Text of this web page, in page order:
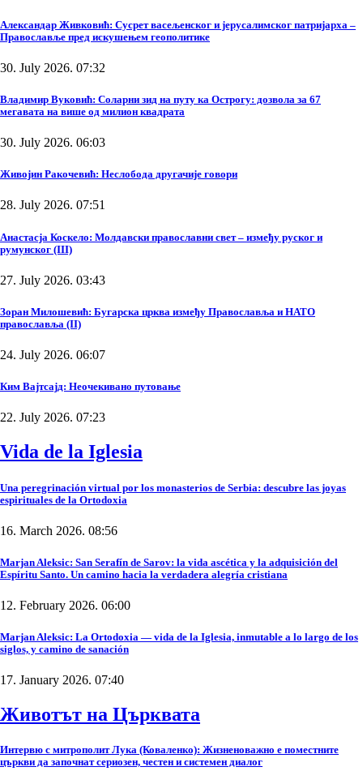
Александар Живковић: Сусрет васељенског и јерусалимског патријарха –
Православље пред искушењем геополитике
30. July 2026. 07:32
Владимир Вуковић: Соларни зид на путу ка Острогу: дозвола за 67
мегавата на више од милион квадрата
30. July 2026. 06:03
Живојин Ракочевић: Неслобода другачије говори
28. July 2026. 07:51
Анастасја Коскело: Молдавски православни свет – између руског и
румунског (III)
27. July 2026. 03:43
Зоран Милошевић: Бугарска црква између Православља и НАТО
православља (II)
24. July 2026. 06:07
Ким Вајтсајд: Неочекивано путовање
22. July 2026. 07:23
Vida de la Iglesia
Una peregrinación virtual por los monasterios de Serbia: descubre las joyas
espirituales de la Ortodoxia
16. March 2026. 08:56
Marjan Aleksic: San Serafín de Sarov: la vida ascética y la adquisición del
Espíritu Santo. Un camino hacia la verdadera alegría cristiana
12. February 2026. 06:00
Marjan Aleksic: La Ortodoxia — vida de la Iglesia, inmutable a lo largo de los
siglos, y camino de sanación
17. January 2026. 07:40
Животът на Църквата
Интервю с митрополит Лука (Коваленко): Жизненоважно е поместните
църкви да започнат сериозен, честен и системен диалог